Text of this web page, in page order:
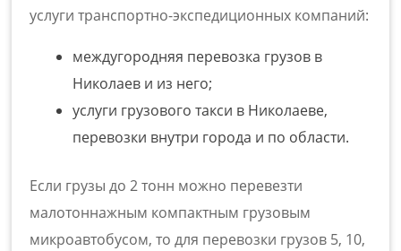
услуги транспортно-экспедиционных компаний:
междугородняя перевозка грузов в
Николаев и из него;
услуги грузового такси в Николаеве,
перевозки внутри города и по области.
Если грузы до 2 тонн можно перевезти
малотоннажным компактным грузовым
микроавтобусом, то для перевозки грузов 5, 10,